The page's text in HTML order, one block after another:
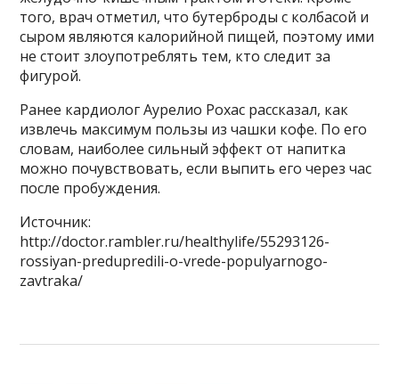
того, врач отметил, что бутерброды с колбасой и
сыром являются калорийной пищей, поэтому ими
не стоит злоупотреблять тем, кто следит за
фигурой.
Ранее кардиолог Аурелио Рохас рассказал, как
извлечь максимум пользы из чашки кофе. По его
словам, наиболее сильный эффект от напитка
можно почувствовать, если выпить его через час
после пробуждения.
Источник:
http://doctor.rambler.ru/healthylife/55293126-
rossiyan-predupredili-o-vrede-populyarnogo-
zavtraka/